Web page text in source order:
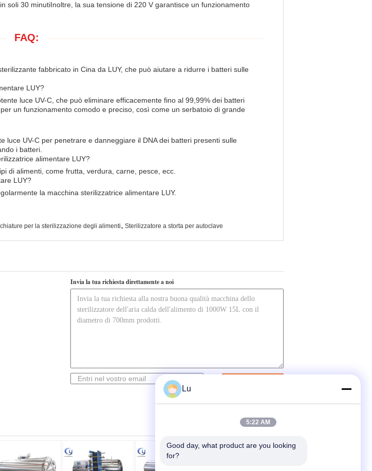
soli 30 minutiInoltre, la sua tensione di 220 V garantisce un funzionamento
FAQ:
fabbricato in Cina da LUY, che può aiutare a ridurre i batteri sulle
LUY?
luce UV-C, che può eliminare efficacemente fino al 99,99% dei batteri
un funzionamento comodo e preciso, così come un serbatoio di grande
luce UV-C per penetrare e danneggiare il DNA dei batteri presenti sulle
i batteri.
alimentare LUY?
di alimenti, come frutta, verdura, carne, pesce, ecc.
LUY?
la macchina sterilizzatrice alimentare LUY.
per la sterilizzazione degli alimenti, Sterilizzatore a storta per autoclave
Invia la tua richiesta direttamente a noi
Lu
5:22 AM
Good day, what product are you looking
for?